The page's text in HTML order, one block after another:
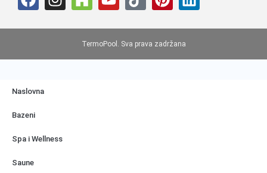
TermoPool. Sva prava zadržana
Naslovna
Bazeni
Spa i Wellness
Saune